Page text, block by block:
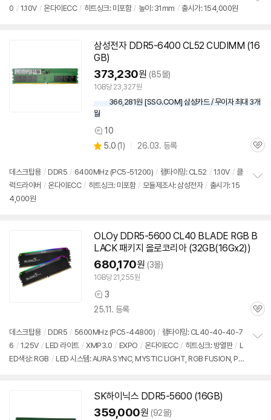
뷰
0 / 1.10V / 온다이ECC / 히트싱크: 미포함 / 높이: 31mm / 출시가: 154,000원
치
삼성전자 DDR5-6400 CL52 CUDIMM (16
GB)
373,230원 (85몰)
1GB당 23,327원
366,281원 [SSG.COM] 삼성카드 / 무이자 최대 3개
월
상
품
견
10
별
5.0 (상
리
뷰
1) 26.03. 등록
관
데스크탑용 / DDR5 / 6400MHz (PC5-51200) / 램타이밍: CL52 / 1.10V / 클
럭드라이버 / 온다이ECC / 히트싱크: 미포함 / 모듈제조사: 삼성전자 / 출시가: 15
4,000원
OLOy DDR5-5600 CL40 BLADE RGB B
LACK 패키지 올로코리아 (32GB(16Gx2))
680,170원 (3몰)
1GB당 21,255원
상
품
견
3
25.11. 등록
관
데스크탑용 / DDR5 / 5600MHz (PC5-44800) / 램타이밍: CL40-40-40-7
6 / 1.25V / LED 라이트 / XMP3.0 / EXPO / 온다이ECC / 히트싱크: 방열판 / L
ED색상: RGB / LED 시스템: AURA SYNC, MYSTIC LIGHT, RGB FUSION, PO
SK하이닉스 DDR5-5600 (16GB)
359,000원 (92몰)